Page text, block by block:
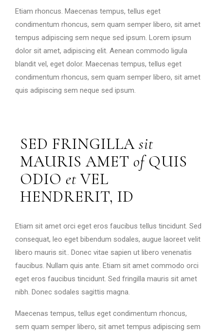
Etiam rhoncus. Maecenas tempus, tellus eget
condimentum rhoncus, sem quam semper libero, sit amet
tempus adipiscing sem neque sed ipsum. Lorem ipsum
dolor sit amet, adipiscing elit. Aenean commodo ligula
blandit vel, eget dolor. Maecenas tempus, tellus eget
condimentum rhoncus, sem quam semper libero, sit amet
quis adipiscing sem neque sed ipsum.
SED FRINGILLA sit
MAURIS AMET ofQUIS
ODIOet VEL
HENDRERIT, ID
Etiam sit amet orci eget eros faucibus tellus tincidunt. Sed
consequat, leo eget bibendum sodales, augue laoreet velit
libero mauris sit.. Donec vitae sapien ut libero venenatis
faucibus. Nullam quis ante. Etiam sit amet commodo orci
eget eros faucibus tincidunt. Sed fringilla mauris sit amet
nibh. Donec sodales sagittis magna.
Maecenas tempus, tellus eget condimentum rhoncus,
sem quam semper libero, sit amet tempus adipiscing sem